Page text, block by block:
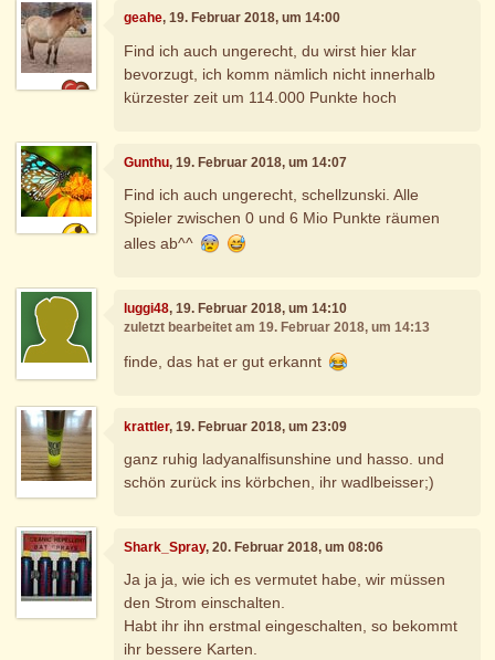
geahe, 19. Februar 2018, um 14:00
Find ich auch ungerecht, du wirst hier klar
bevorzugt, ich komm nämlich nicht innerhalb
kürzester zeit um 114.000 Punkte hoch
Gunthu, 19. Februar 2018, um 14:07
Find ich auch ungerecht, schellzunski. Alle
Spieler zwischen 0 und 6 Mio Punkte räumen
alles ab^^
luggi48, 19. Februar 2018, um 14:10
zuletzt bearbeitet am 19. Februar 2018, um 14:13
finde, das hat er gut erkannt
krattler, 19. Februar 2018, um 23:09
ganz ruhig ladyanalfisunshine und hasso. und
schön zurück ins körbchen, ihr wadlbeisser;)
Shark_Spray, 20. Februar 2018, um 08:06
Ja ja ja, wie ich es vermutet habe, wir müssen
den Strom einschalten.
Habt ihr ihn erstmal eingeschalten, so bekommt
ihr bessere Karten.